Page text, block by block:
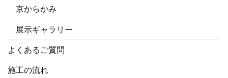
京からかみ
展示ギャラリー
よくあるご質問
施工の流れ